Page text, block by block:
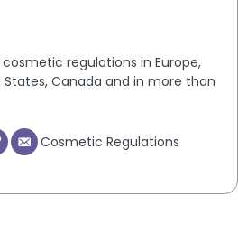
cosmetic regulations in Europe,
States, Canada and in more than
Cosmetic Regulations